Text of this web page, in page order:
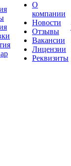
О
компании
Новости
Отзывы
Вакансии
Лицензии
Реквизиты